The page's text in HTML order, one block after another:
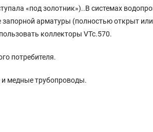
«под золотник»)..В системах
запорной арматуры (полностью открыт
коллекторы VTc.570.
потребителя.
медные трубопроводы.